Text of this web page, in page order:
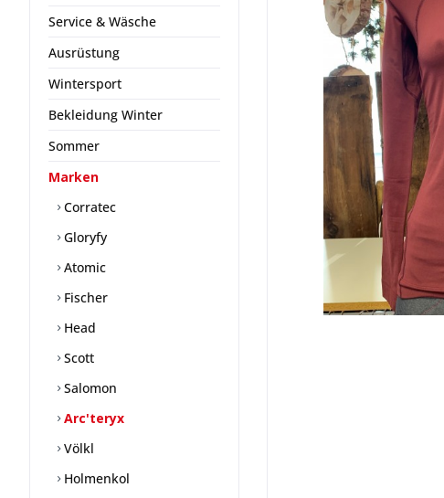
Service & Wäsche
Ausrüstung
Wintersport
Bekleidung Winter
Sommer
Marken
Corratec
Gloryfy
Atomic
Fischer
Head
Scott
Salomon
Arc'teryx
Völkl
Holmenkol